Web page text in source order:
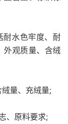
水色牢度、耐
外观质量、含绒
量、充绒量;
、原料要求;